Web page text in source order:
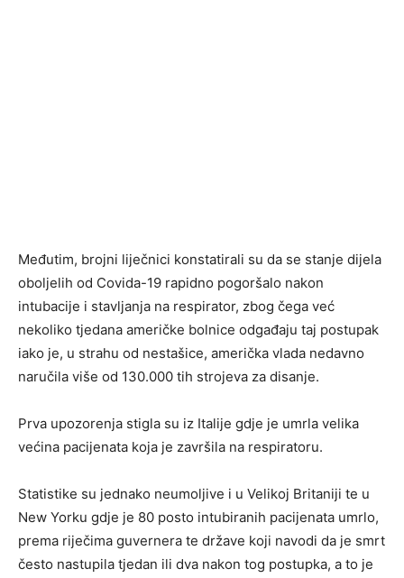
Međutim, brojni liječnici konstatirali su da se stanje dijela
oboljelih od Covida-19 rapidno pogoršalo nakon
intubacije i stavljanja na respirator, zbog čega već
nekoliko tjedana američke bolnice odgađaju taj postupak
iako je, u strahu od nestašice, američka vlada nedavno
naručila više od 130.000 tih strojeva za disanje.
Prva upozorenja stigla su iz Italije gdje je umrla velika
većina pacijenata koja je završila na respiratoru.
Statistike su jednako neumoljive i u Velikoj Britaniji te u
New Yorku gdje je 80 posto intubiranih pacijenata umrlo,
prema riječima guvernera te države koji navodi da je smrt
često nastupila tjedan ili dva nakon tog postupka, a to je